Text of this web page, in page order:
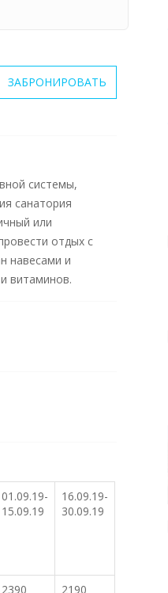
ЗАБРОНИРОВАТЬ
системы,
санатория
или
отдых с
навесами и
витаминов.
01.09.19-
15.09.19
16.09.19-
30.09.19
2390 2190